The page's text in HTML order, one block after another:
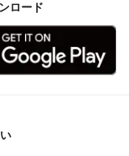
ロード